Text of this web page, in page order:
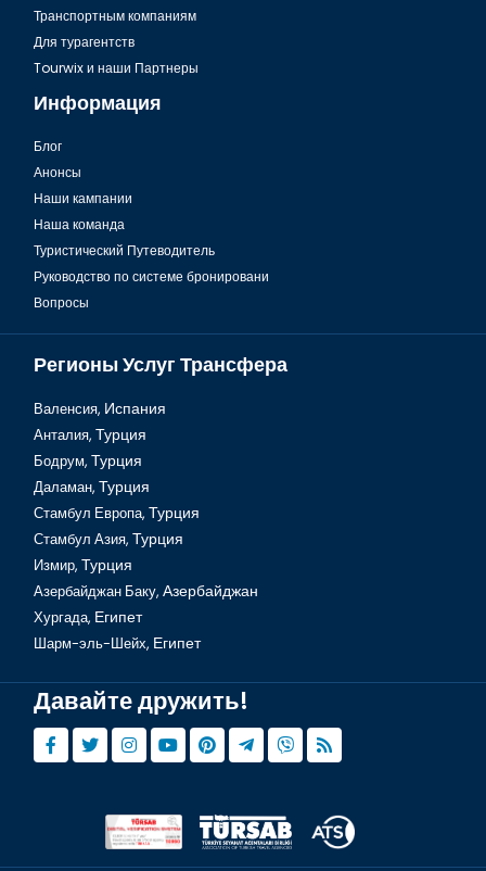
Транспортным компаниям
Для турагентств
Tourwix и наши Партнеры
Информация
Блог
Анонсы
Наши кампании
Наша команда
Туристический Путеводитель
Руководство по системе бронировани
Вопросы
Регионы Услуг Трансфера
Валенсия, Испания
Анталия, Турция
Бодрум, Турция
Даламан, Турция
Стамбул Европа, Турция
Стамбул Азия, Турция
Измир, Турция
Азербайджан Баку, Азербайджан
Хургада, Египет
Шарм-эль-Шейх, Египет
Давайте дружить!